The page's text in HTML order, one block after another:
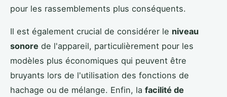
pour les rassemblements plus conséquents.
Il est également crucial de considérer le niveau
sonore de l'appareil, particulièrement pour les
modèles plus économiques qui peuvent être
bruyants lors de l'utilisation des fonctions de
hachage ou de mélange. Enfin, la facilité de